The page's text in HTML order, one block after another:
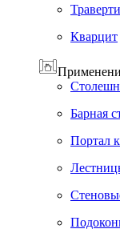
Кварцит
Барная
Портал